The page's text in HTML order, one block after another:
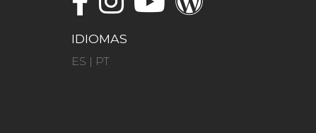
IDIOMAS
ES | PT